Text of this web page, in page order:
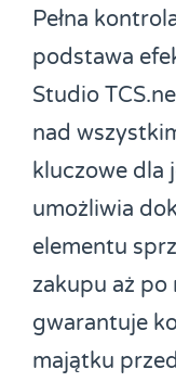
Pełna
podstawa
Studio
nad
kluczowe dla
umożliwia
elementu
zakupu aż po
gwarantuje
majątku